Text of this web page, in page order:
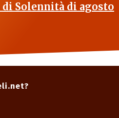
Solennità di agosto